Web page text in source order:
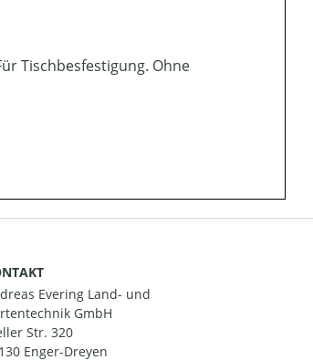
Tischbesfestigung. Ohne
Evering Land- und
GmbH
Str. 320
Enger-Dreyen